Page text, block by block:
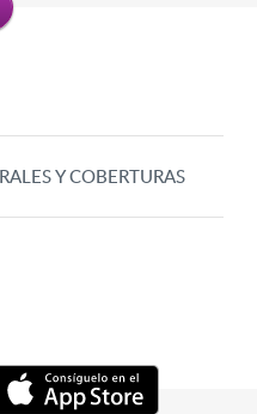
Y COBERTURAS